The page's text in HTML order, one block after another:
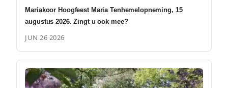
Mariakoor Hoogfeest Maria Tenhemelopneming, 15
augustus 2026. Zingt u ook mee?
JUN 26 2026